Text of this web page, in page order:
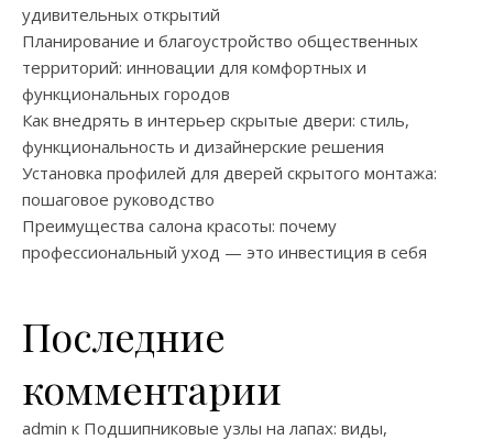
удивительных открытий
Планирование и благоустройство общественных
территорий: инновации для комфортных и
функциональных городов
Как внедрять в интерьер скрытые двери: стиль,
функциональность и дизайнерские решения
Установка профилей для дверей скрытого монтажа:
пошаговое руководство
Преимущества салона красоты: почему
профессиональный уход — это инвестиция в себя
Последние
комментарии
admin к Подшипниковые узлы на лапах: виды,